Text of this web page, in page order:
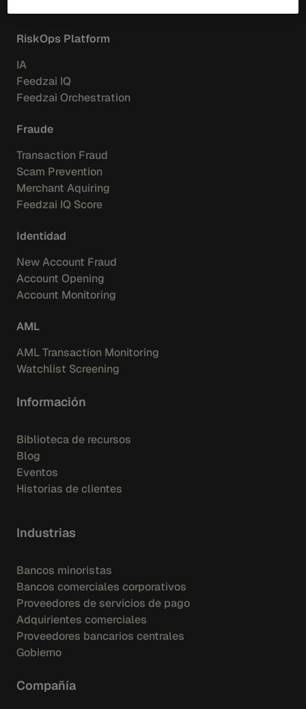
RiskOps Platform
IA
Feedzai IQ
Feedzai Orchestration
Fraude
Transaction Fraud
Scam Prevention
Merchant Aquiring
Feedzai IQ Score
Identidad
New Account Fraud
Account Opening
Account Monitoring
AML
AML Transaction Monitoring
Watchlist Screening
Información
Biblioteca de recursos
Blog
Eventos
Historias de clientes
Industrias
Bancos minoristas
Bancos comerciales corporativos
Proveedores de servicios de pago
Adquirientes comerciales
Proveedores bancarios centrales
Gobierno
Compañía